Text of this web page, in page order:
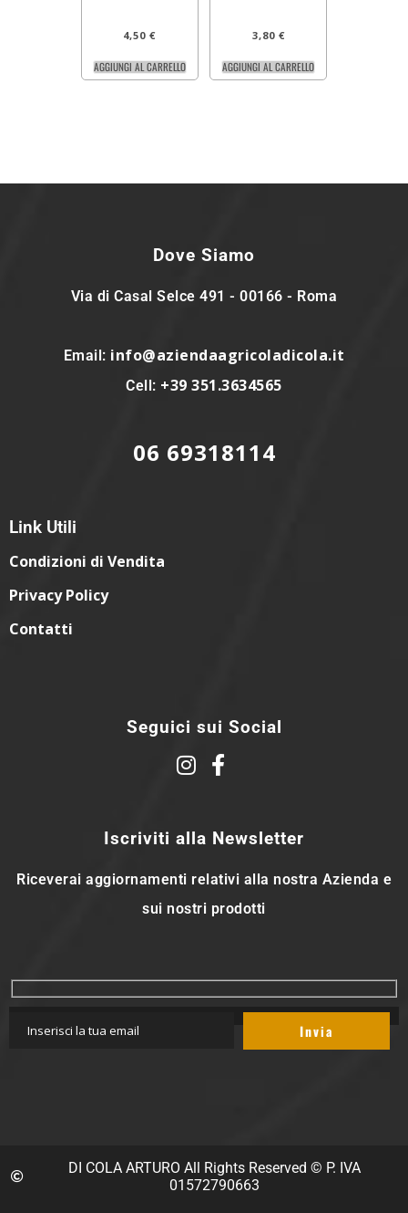
4,50€
AGGIUNGI AL CARRELLO
3,80 €
AGGIUNGI AL CARRELLO
Dove Siamo
Via di Casal Selce 491 - 00166 - Roma
Email: info@aziendaagricoladicola.it
Cell: +39 351.3634565
06 69318114
Link Utili
Condizioni di Vendita
Privacy Policy
Contatti
Seguici sui Social
Iscriviti alla Newsletter
Riceverai aggiornamenti relativi alla nostra Azienda e
sui nostri prodotti
DI COLA ARTURO All Rights Reserved © P. IVA
01572790663